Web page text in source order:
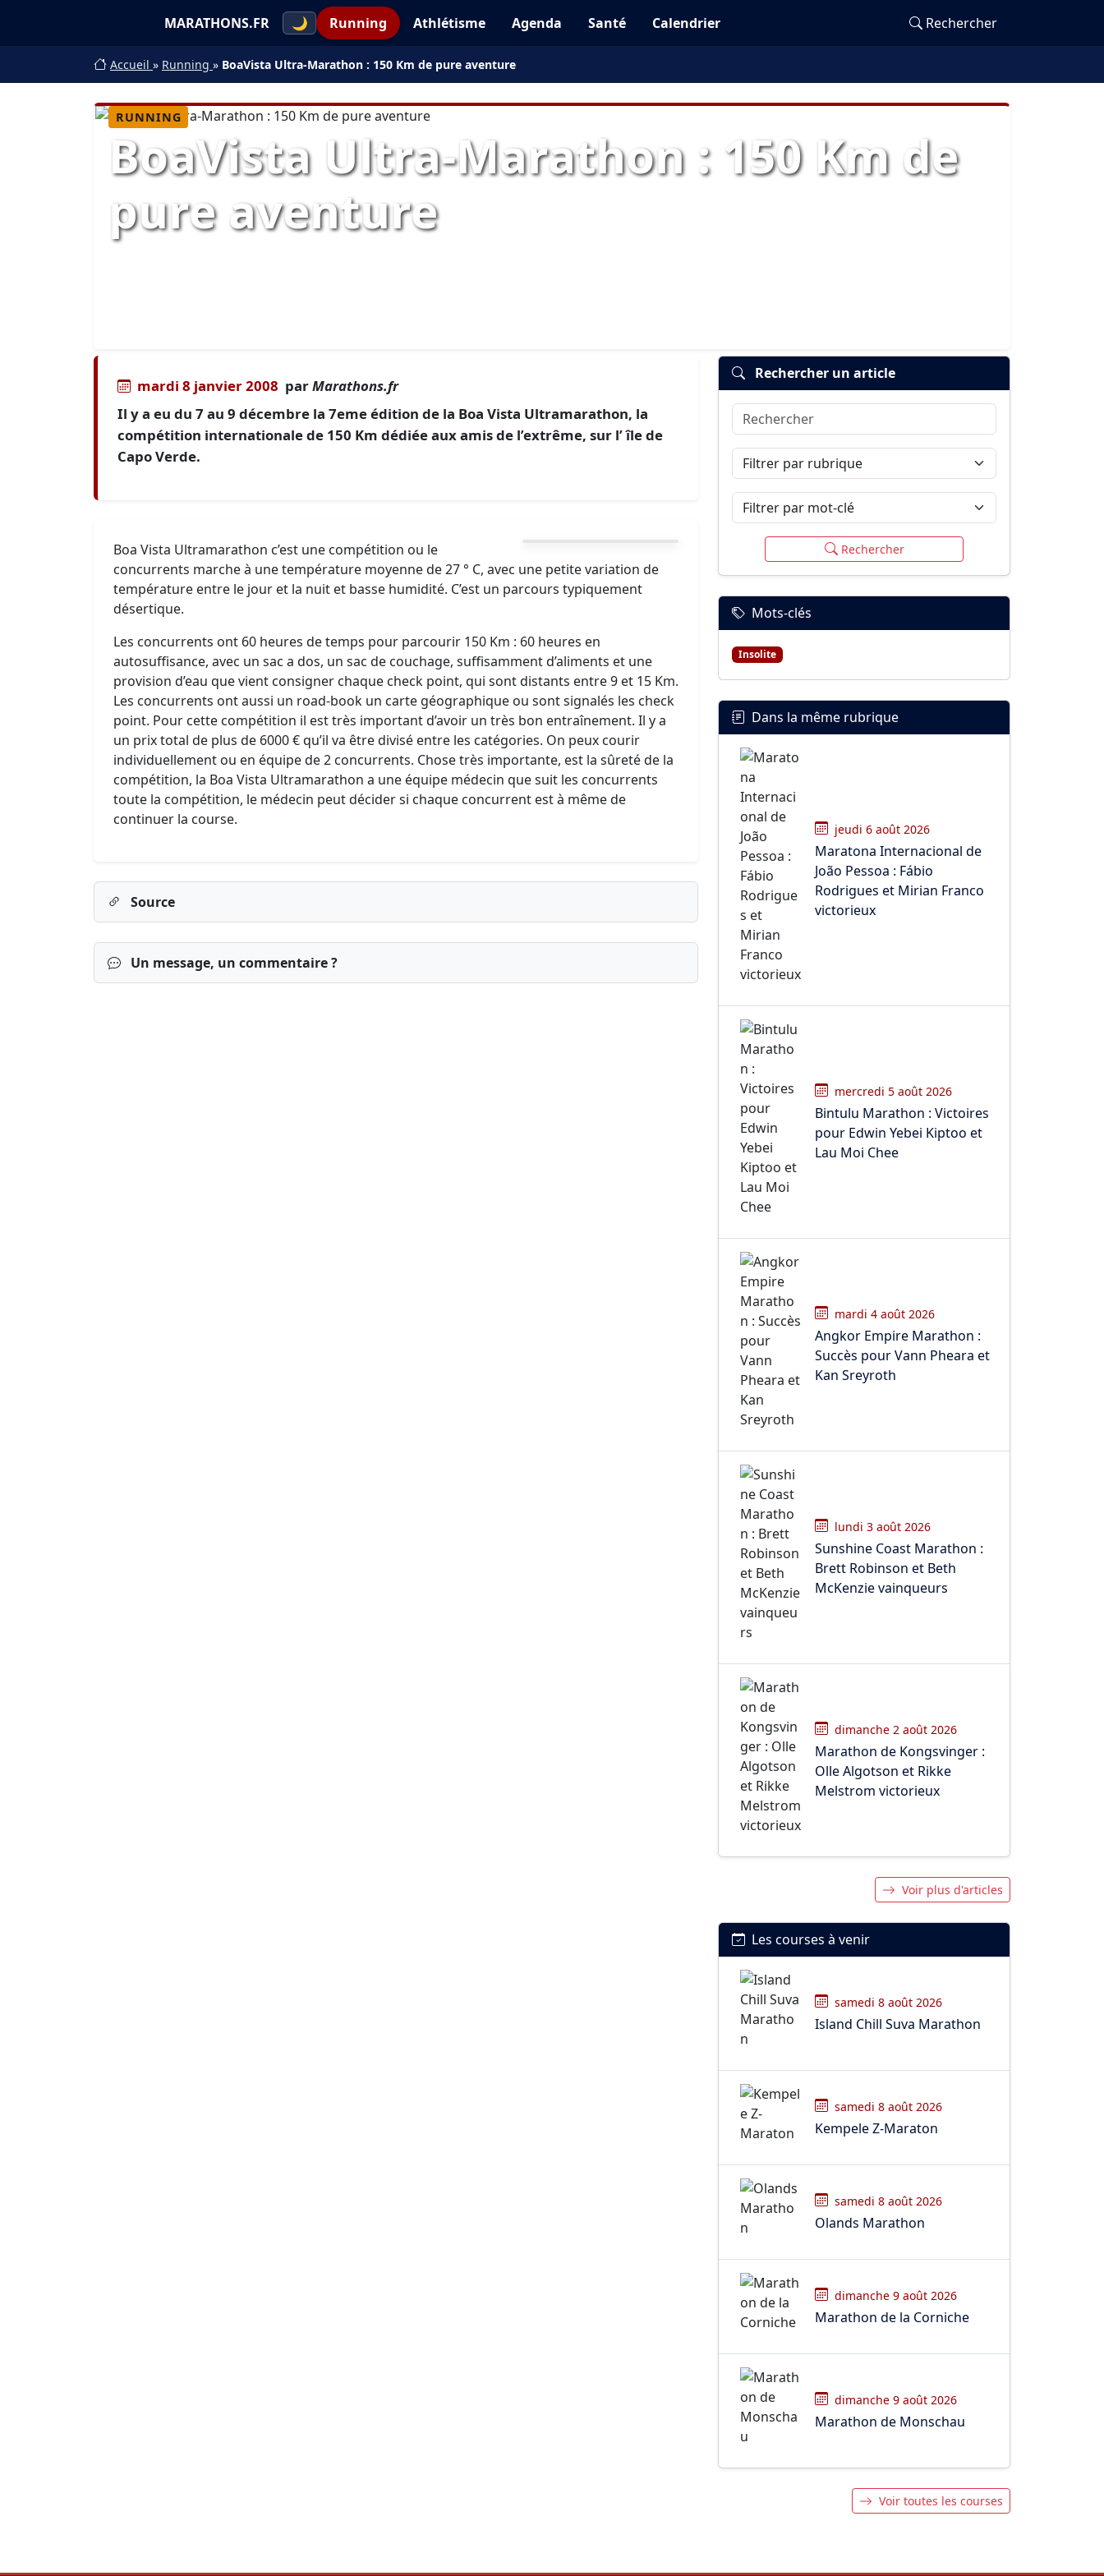
MARATHONS.FR 🌙 Running Athlétisme Agenda Santé Calendrier Rechercher
Accueil » Running » BoaVista Ultra-Marathon : 150 Km de pure aventure
RUNNING
BoaVista Ultra-Marathon : 150 Km de
pure aventure
mardi 8 janvier 2008 parMarathons.fr
Il y a eu du 7 au 9 décembre la 7eme édition de la Boa Vista Ultramarathon, la
compétition internationale de 150 Km dédiée aux amis de l’extrême, sur l’ île de
Capo Verde.
Boa Vista Ultramarathon c’est une compétition ou le
concurrents marche à une température moyenne de 27 ° C, avec une petite variation de
température entre le jour et la nuit et basse humidité. C’est un parcours typiquement
désertique.
Les concurrents ont 60 heures de temps pour parcourir 150 Km : 60 heures en
autosuffisance, avec un sac a dos, un sac de couchage, suffisamment d’aliments et une
provision d’eau que vient consigner chaque check point, qui sont distants entre 9 et 15 Km.
Les concurrents ont aussi un road-book un carte géographique ou sont signalés les check
point. Pour cette compétition il est très important d’avoir un très bon entraînement. Il y a
un prix total de plus de 6000 € qu’il va être divisé entre les catégories. On peux courir
individuellement ou en équipe de 2 concurrents. Chose très importante, est la sûreté de la
compétition, la Boa Vista Ultramarathon a une équipe médecin que suit les concurrents
toute la compétition, le médecin peut décider si chaque concurrent est à même de
continuer la course.
Source
Un message, un commentaire ?
Rechercher un article
Rechercher
Filtrer par rubrique
Filtrer par mot-clé
Rechercher
Mots-clés
Insolite
Dans la même rubrique
jeudi 6 août 2026
Maratona Internacional de
João Pessoa : Fábio
Rodrigues et Mirian Franco
victorieux
mercredi 5 août 2026
Bintulu Marathon : Victoires
pour Edwin Yebei Kiptoo et
Lau Moi Chee
mardi 4 août 2026
Angkor Empire Marathon :
Succès pour Vann Pheara et
Kan Sreyroth
lundi 3 août 2026
Sunshine Coast Marathon :
Brett Robinson et Beth
McKenzie vainqueurs
dimanche 2 août 2026
Marathon de Kongsvinger :
Olle Algotson et Rikke
Melstrom victorieux
Voir plus d'articles
Les courses à venir
samedi 8 août 2026
Island Chill Suva Marathon
samedi 8 août 2026
Kempele Z-Maraton
samedi 8 août 2026
Olands Marathon
dimanche 9 août 2026
Marathon de la Corniche
dimanche 9 août 2026
Marathon de Monschau
Voir toutes les courses